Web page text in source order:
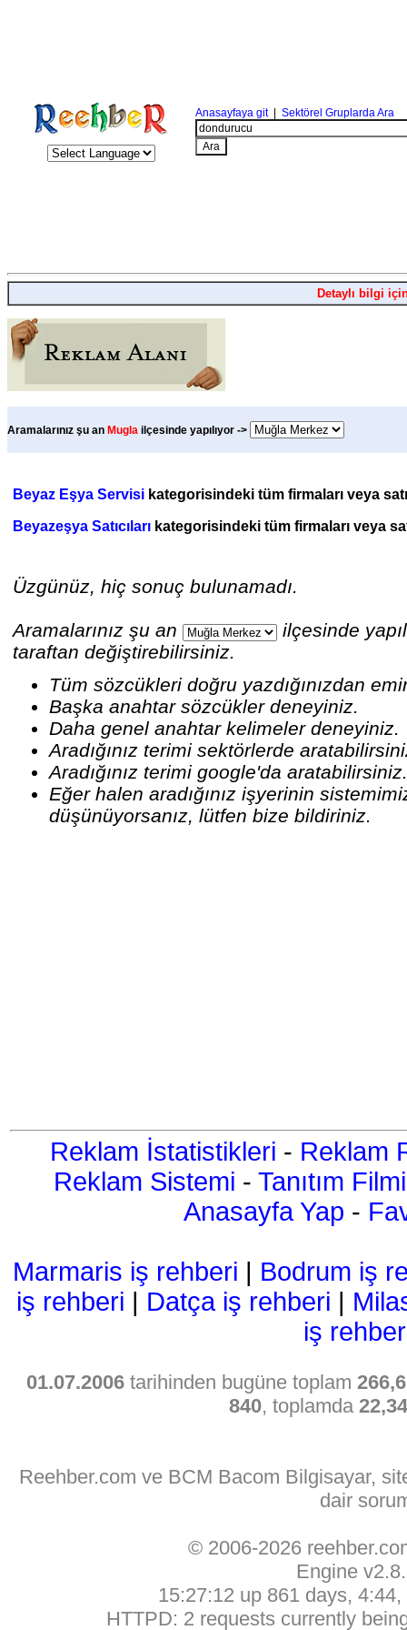
Anasayfaya git| Sektörel Gruplarda Ara
Detaylı bilgi
Aramalarınız şu an Mugla ilçesinde yapılıyor ->
Beyaz Eşya Servisi kategorisindeki tüm firmaları veya
Beyazeşya Satıcıları kategorisindeki tüm firmaları veya
Üzgünüz, hiç sonuç bulunamadı.
Aramalarınız şu an
ilçesinde
taraftan değiştirebilirsiniz.
Tüm sözcükleri doğru yazdığınızdan
Başka anahtar sözcükler deneyiniz.
Daha genel anahtar kelimeler deneyiniz.
Aradığınız terimi sektörlerde
Aradığınız terimi google'da
Eğer halen aradığınız işyerinin
düşünüyorsanız, lütfen bize bildiriniz.
Reklam İstatistikleri - Reklam
Reklam Sistemi - Tanıtım Filmi
Anasayfa Yap -
Marmaris iş rehberi | Bodrum iş
iş rehberi | Datça iş rehberi |
iş
01.07.2006 tarihinden bugüne toplam
840, toplamda
Reehber.com ve BCM Bacom Bilgisayar,
dair
© 2006-2026
Engine
15:27:12 up 861 days,
HTTPD: 2 requests currently